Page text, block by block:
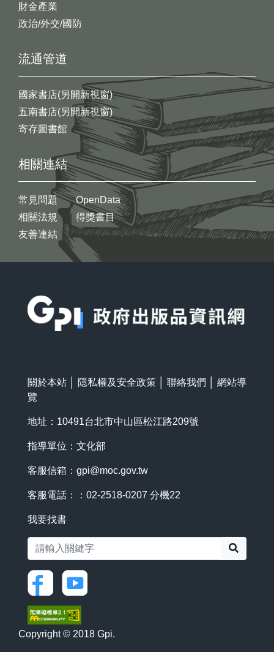
財金產業
政治/外交/國防
流通管道
國家書店(另開新視窗)
五南書店(另開新視窗)
寄存圖書館
相關連結
常見問題
相關法規
友善連結
OpenData
得獎書目
關於本站 隱私權及安全政策 聯絡我們
網站導
覽
地址：10491台北市中山區松江路209號
指導單位：文化部
客服信箱： gpi@moc.gov.tw
客服電話：：02-2518-0207 分機22
我要找書
Copyright © 2018 Gpi.